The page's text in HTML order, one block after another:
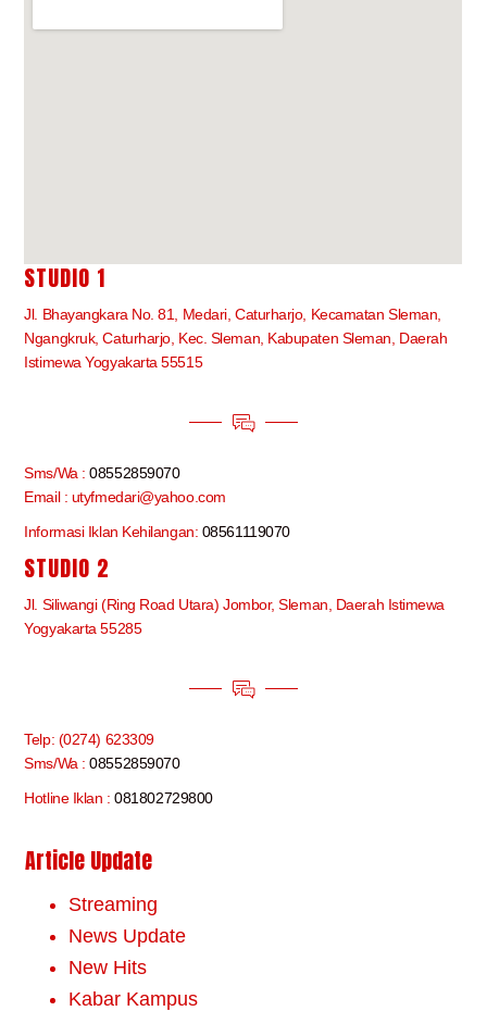
STUDIO 1
Jl. Bhayangkara No. 81, Medari, Caturharjo, Kecamatan Sleman,
Ngangkruk, Caturharjo, Kec. Sleman, Kabupaten Sleman, Daerah
Istimewa Yogyakarta 55515
Sms/Wa :08552859070
Email : utyfmedari@yahoo.com
Informasi Iklan Kehilangan: 08561119070
STUDIO 2
Jl. Siliwangi (Ring Road Utara) Jombor, Sleman, Daerah Istimewa
Yogyakarta 55285
Telp: (0274) 623309
Sms/Wa :08552859070
Hotline Iklan :081802729800
Article Update
Streaming
News Update
New Hits
Kabar Kampus